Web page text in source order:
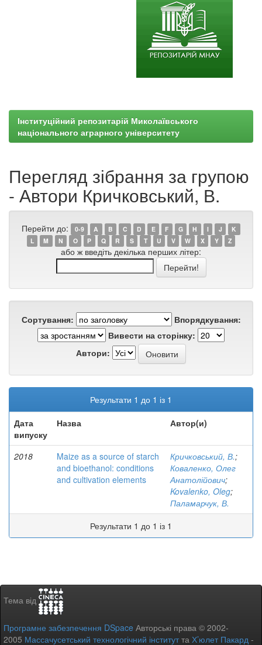
Інституційний репозитарій Миколаївського
національного аграрного університету
Перегляд зібрання за групою
- Автори Кричковський, В.
Перейти до: 0-9 A B C D E F G H I J
K
L
M N O P Q R S T U V W X Y Z
або ж введіть декілька перших літер:
Сортування:
Впорядкування:
Вивести на сторінку:
Автори:
Результати 1 до 1 із 1
Дата
випуску
Назва Автор(и)
2018
Maize as a source of starch
and bioethanol: conditions
and cultivation elements
Кричковський, В.;
Коваленко, Олег
Анатолійович;
Kovalenko, Oleg;
Паламарчук, В.
Результати 1 до 1 із 1
Тема від
Програмне забезпечення DSpace Авторські права © 2002-
2005 Массачусетський технологічний інститутта Х’юлет Пакард -